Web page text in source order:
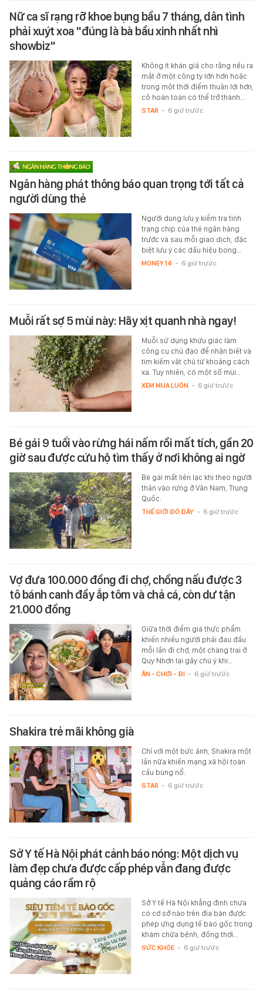
Nữ ca sĩ rạng rỡ khoe bụng bầu 7 tháng, dân tình
phải xuýt xoa "đúng là bà bầu xinh nhất nhì
showbiz"
Không ít khán giả cho rằng nếu ra
mắt ở một công ty lớn hơn hoặc
trong một thời điểm thuận lợi hơn,
cô hoàn toàn có thể trở thành…
STAR - 6 giờ trước
Ngân hàng phát thông báo quan trọng tới tất cả
người dùng thẻ
Người dùng lưu ý kiểm tra tình
trạng chip của thẻ ngân hàng
trước và sau mỗi giao dịch, đặc
biệt lưu ý các dấu hiệu bong…
MONEY.14 - 6 giờ trước
Muỗi rất sợ 5 mùi này: Hãy xịt quanh nhà ngay!
Muỗi sử dụng khứu giác làm
công cụ chủ đạo để nhận biết và
tìm kiếm vật chủ từ khoảng cách
xa. Tuy nhiên, có một số mùi…
XEM MUA LUÔN - 6 giờ trước
Bé gái 9 tuổi vào rừng hái nấm rồi mất tích, gần 20
giờ sau được cứu hộ tìm thấy ở nơi không ai ngờ
Bé gái mất liên lạc khi theo người
thân vào rừng ở Vân Nam, Trung
Quốc.
THẾ GIỚI ĐÓ ĐÂY - 6 giờ trước
Vợ đưa 100.000 đồng đi chợ, chồng nấu được 3
tô bánh canh đầy ắp tôm và chả cá, còn dư tận
21.000 đồng
Giữa thời điểm giá thực phẩm
khiến nhiều người phải đau đầu
mỗi lần đi chợ, một chàng trai ở
Quy Nhơn lại gây chú ý khi…
ĂN - CHƠI - ĐI - 6 giờ trước
Shakira trẻ mãi không già
Chỉ với một bức ảnh, Shakira một
lần nữa khiến mạng xã hội toàn
cầu bùng nổ.
STAR - 6 giờ trước
Sở Y tế Hà Nội phát cảnh báo nóng: Một dịch vụ
làm đẹp chưa được cấp phép vẫn đang được
quảng cáo rầm rộ
Sở Y tế Hà Nội khẳng định chưa
có cơ sở nào trên địa bàn được
phép ứng dụng tế bào gốc trong
khám chữa bệnh, đồng thời…
SỨC KHỎE - 6 giờ trước